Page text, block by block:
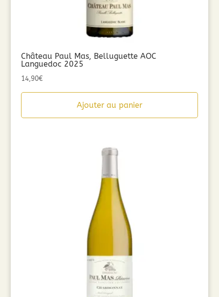
Château Paul Mas, Belluguette AOC
Languedoc 2025
14,90€
Ajouter au panier